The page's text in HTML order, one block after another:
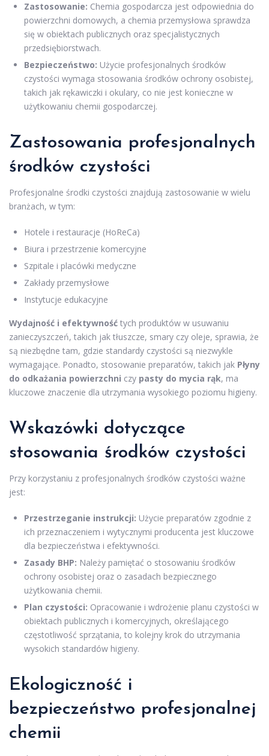
Zastosowanie: Chemia gospodarcza jest odpowiednia do
powierzchni domowych, a chemia przemysłowa sprawdza
się w obiektach publicznych oraz specjalistycznych
przedsiębiorstwach.
Bezpieczeństwo: Użycie profesjonalnych środków
czystości wymaga stosowania środków ochrony osobistej,
takich jak rękawiczki i okulary, co nie jest konieczne w
użytkowaniu chemii gospodarczej.
Zastosowania profesjonalnych
środków czystości
Profesjonalne środki czystości znajdują zastosowanie w wielu
branżach, w tym:
Hotele i restauracje (HoReCa)
Biura i przestrzenie komercyjne
Szpitale i placówki medyczne
Zakłady przemysłowe
Instytucje edukacyjne
Wydajność i efektywność tych produktów w usuwaniu
zanieczyszczeń, takich jak tłuszcze, smary czy oleje, sprawia, że
są niezbędne tam, gdzie standardy czystości są niezwykle
wymagające. Ponadto, stosowanie preparatów, takich jak Płyny
do odkażania powierzchni czy pasty do mycia rąk, ma
kluczowe znaczenie dla utrzymania wysokiego poziomu higieny.
Wskazówki dotyczące
stosowania środków czystości
Przy korzystaniu z profesjonalnych środków czystości ważne
jest:
Przestrzeganie instrukcji: Użycie preparatów zgodnie z
ich przeznaczeniem i wytycznymi producenta jest kluczowe
dla bezpieczeństwa i efektywności.
Zasady BHP: Należy pamiętać o stosowaniu środków
ochrony osobistej oraz o zasadach bezpiecznego
użytkowania chemii.
Plan czystości: Opracowanie i wdrożenie planu czystości w
obiektach publicznych i komercyjnych, określającego
częstotliwość sprzątania, to kolejny krok do utrzymania
wysokich standardów higieny.
Ekologiczność i
bezpieczeństwo profesjonalnej
chemii